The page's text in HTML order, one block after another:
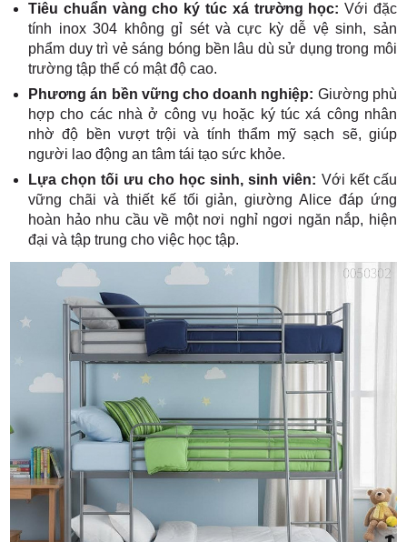
Tiêu chuẩn vàng cho ký túc xá trường học:Với đặc
tính inox 304 không gỉ sét và cực kỳ dễ vệ sinh, sản
phẩm duy trì vẻ sáng bóng bền lâu dù sử dụng trong môi
trường tập thể có mật độ cao.
Phương án bền vững cho doanh nghiệp: Giường phù
hợp cho các nhà ở công vụ hoặc ký túc xá công nhân
nhờ độ bền vượt trội và tính thẩm mỹ sạch sẽ, giúp
người lao động an tâm tái tạo sức khỏe.
Lựa chọn tối ưu cho học sinh, sinh viên: Với kết cấu
vững chãi và thiết kế tối giản, giường Alice đáp ứng
hoàn hảo nhu cầu về một nơi nghỉ ngơi ngăn nắp, hiện
đại và tập trung cho việc học tập.